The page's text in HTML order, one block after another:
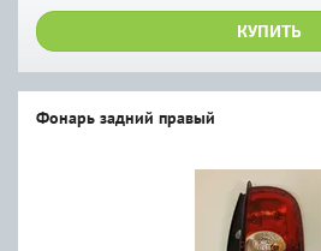
КУПИТЬ
Фонарь задний правый